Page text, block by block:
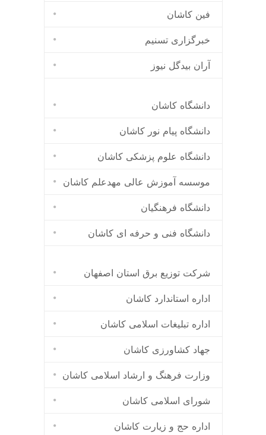
فین کاشان
خبرگزاری تسنیم
آران بیدگل نیوز
دانشگاه کاشان
دانشگاه پیام نور کاشان
دانشگاه علوم پزشکی کاشان
موسسه آموزش عالی مهدعلم کاشان
دانشگاه فرهنگیان
دانشگاه فنی و حرفه ای کاشان
شرکت توزیع برق استان اصفهان
اداره استاندارد كاشان
اداره تبلیغات اسلامی کاشان
جهاد کشاورزی کاشان
وزارت فرهنگ و ارشاد اسلامی کاشان
شورای اسلامی کاشان
اداره حج و زیارت کاشان